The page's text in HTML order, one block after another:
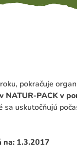
pokračuje
NATUR-PACK v
sa uskutočňujú
1.3.2017